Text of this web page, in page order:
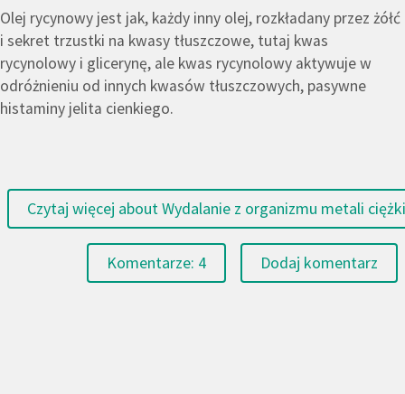
Olej rycynowy jest jak, każdy inny olej, rozkładany przez żółć
i sekret trzustki na kwasy tłuszczowe, tutaj kwas
rycynolowy i glicerynę, ale kwas rycynolowy aktywuje w
odróżnieniu od innych kwasów tłuszczowych, pasywne
histaminy jelita cienkiego.
Czytaj więcej about Wydalanie z organizmu metali
Komentarze: 4 Dodaj komentarz